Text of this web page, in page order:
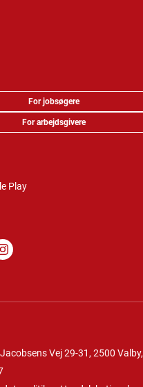
For jobsøgere
For arbejdsgivere
Vej 29-31, 2500 Valby,